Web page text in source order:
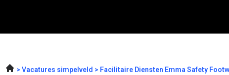
Vacatures simpelveld Facilitaire Diensten Emma Safety